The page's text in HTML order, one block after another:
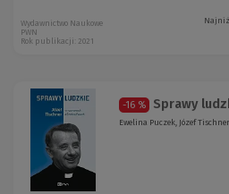
Wydawnictwo Naukowe
PWN
Rok publikacji: 2021
-16 % Sprawy
Ewelina Puczek, Józef Tischner